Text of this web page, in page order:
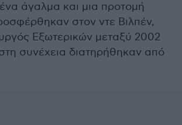
άγαλμα και μια προτομή
στον ντε Βιλπέν,
Εξωτερικών μεταξύ 2002
συνέχεια διατηρήθηκαν από